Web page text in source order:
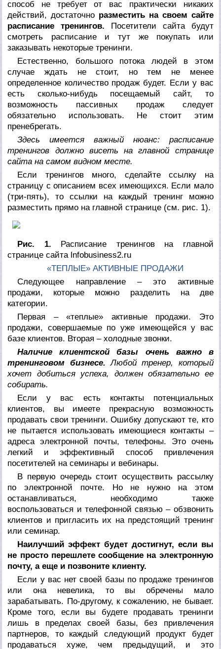
способ не требует от вас практически никаких
действий, достаточно разместить на своем сайте
расписание тренингов. Посетители сайта будут
смотреть расписание и тут же покупать или
заказывать некоторые тренинги.
Естественно, большого потока людей в этом
случае ждать не стоит, но тем не менее
определенное количество продаж будет. Если у вас
есть сколько-нибудь посещаемый сайт, то
возможность пассивных продаж следует
обязательно использовать. Не стоит этим
пренебрегать.
Здесь имеется важный нюанс: расписание
тренингов должно висеть на главной странице
сайта на самом видном месте.
Если тренингов много, сделайте ссылку на
страницу с описанием всех имеющихся. Если мало
(три-пять), то ссылки на каждый тренинг можно
разместить прямо на главной странице (см. рис. 1).
Рис. 1. Расписание тренингов на главной
странице сайта lnfobusiness2.ru
«ТЕПЛЫЕ» АКТИВНЫЕ ПРОДАЖИ
Следующее направление – это активные
продажи, которые можно разделить на две
категории.
Первая – «теплые» активные продажи. Это
продажи, совершаемые по уже имеющейся у вас
базе клиентов. Вторая – холодные звонки.
Наличие клиентской базы очень важно в
тренинговом бизнесе.Любой тренер, который
хочет добиться успеха, должен обязательно ее
собирать.
Если у вас есть контакты потенциальных
клиентов, вы имеете прекрасную возможность
продавать свои тренинги. Ошибку допускают те, кто
не пытается использовать имеющиеся контакты –
адреса электронной почты, телефоны. Это очень
легкий и эффективный способ привлечения
посетителей на семинары и вебинары.
В первую очередь стоит осуществить рассылку
по электронной почте. Но не нужно на этом
останавливаться, необходимо также
воспользоваться и телефонной связью – обзвонить
клиентов и пригласить их на предстоящий тренинг
или семинар.
Наилучший эффект будет достигнут, если вы
не просто перешлете сообщение на электронную
почту, а еще и позвоните клиенту.
Если у вас нет своей базы по продаже тренингов
или она невелика, то вы обречены мало
зарабатывать. По-другому, к сожалению, не бывает.
Кроме того, если вы будете продавать тренинги
лишь в пределах своей базы, без привлечения
партнеров, то каждый следующий продукт будет
продаваться хуже, чем предыдущий, и это